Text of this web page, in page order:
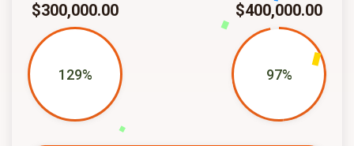
$400,000.00
97%
$300,000.00
129%